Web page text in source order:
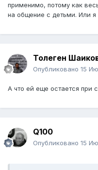
применимо, потому как
на общение с детьми. Или я
Толеген
Опубликовано 15
А что ей еще остается при
Q100
Опубликовано 15